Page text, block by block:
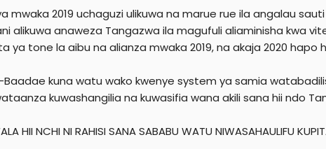
mwaka 2019 uchaguzi ulikuwa na marue rue ila angalau
alikuwa anaweza Tangazwa ila magufuli aliaminisha kwa
ya tone la aibu na alianza mwaka 2019, na akaja 2020
Baadae kuna watu wako kwenye system ya samia
kuwashangilia na kuwasifia wana akili sana hii ndo
HII NCHI NI RAHISI SANA SABABU WATU NIWASAHAULIFU